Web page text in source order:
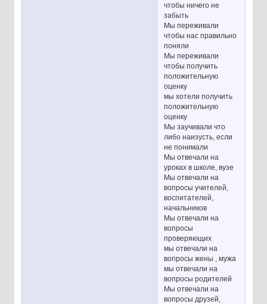
чтобы ничего не
забыть
Мы переживали
чтобы нас правильно
поняли
Мы переживали
чтобы получить
положительную
оценку
мы хотели получить
положительную
оценку
Мы заучивали что
либо наизусть, если
не понимали
Мы отвечали на
уроках в школе, вузе
Мы отвечали на
вопросы учителей,
воспитателей,
начальников
Мы отвечали на
вопросы
проверяющих
мы отвечали на
вопросы жены , мужа
мы отвечали на
вопросы родителей
Мы отвечали на
вопросы друзей,